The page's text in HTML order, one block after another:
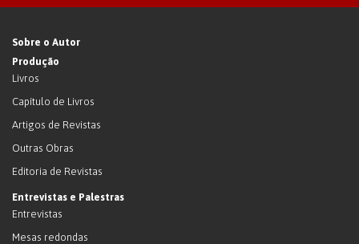
Sobre o Autor
Produção
Livros
Capítulo de Livros
Artigos de Revistas
Outras Obras
Editoria de Revistas
Entrevistas e Palestras
Entrevistas
Mesas redondas